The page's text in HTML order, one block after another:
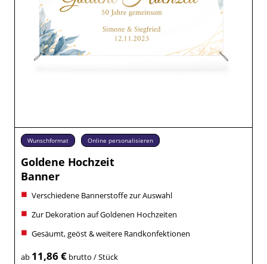
Wunschformat Online personalisieren
Goldene Hochzeit
Banner
Verschiedene Bannerstoffe zur Auswahl
Zur Dekoration auf Goldenen Hochzeiten
Gesäumt, geöst & weitere Randkonfektionen
ab 11,86 €brutto / Stück